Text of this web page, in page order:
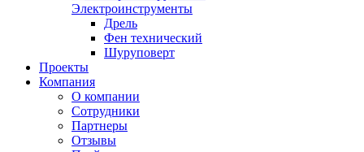
Электроинструменты
Дрель
Фен технический
Шуруповерт
Проекты
Компания
О компании
Сотрудники
Партнеры
Отзывы